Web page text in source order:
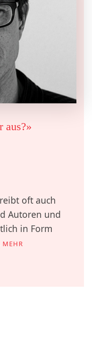
aus?»
oft auch
Autoren und
in Form
MEHR